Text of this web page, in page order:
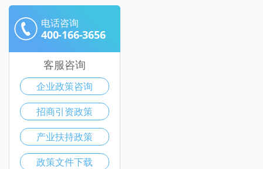
电话咨询
400-166-3656
客服咨询
企业政策咨询
招商引资政策
产业扶持政策
政策文件下载